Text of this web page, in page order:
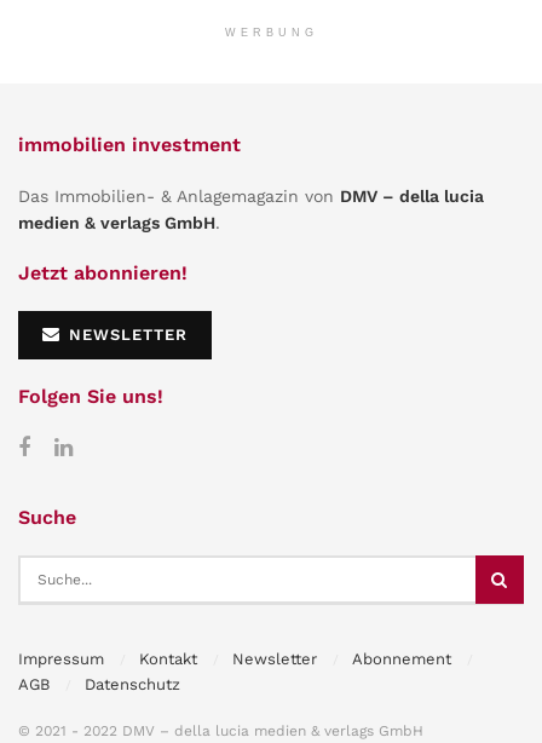
WERBUNG
immobilien investment
Das Immobilien- & Anlagemagazin von DMV – della lucia
medien & verlags GmbH.
Jetzt abonnieren!
NEWSLETTER
Folgen Sie uns!
Suche
Impressum Kontakt Newsletter
Abonnement
AGB
Datenschutz
© 2021 - 2022 DMV – della lucia medien & verlags GmbH